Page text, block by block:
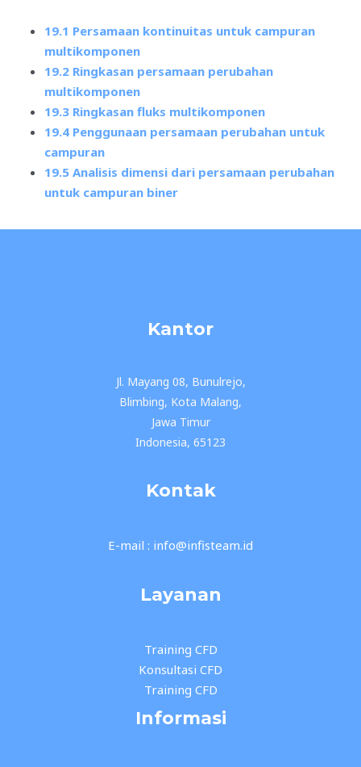
19.1 Persamaan kontinuitas untuk campuran
multikomponen
19.2 Ringkasan persamaan perubahan
multikomponen
19.3 Ringkasan fluks multikomponen
19.4 Penggunaan persamaan perubahan untuk
campuran
19.5 Analisis dimensi dari persamaan perubahan
untuk campuran biner
Kantor
Jl. Mayang 08, Bunulrejo,
Blimbing, Kota Malang,
Jawa Timur
Indonesia, 65123
Kontak
E-mail : info@infisteam.id
Layanan
Training CFD
Konsultasi CFD
Training CFD
Informasi